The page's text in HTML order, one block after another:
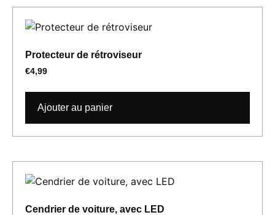
Protecteur de rétroviseur
€4,99
Ajouter au panier
Cendrier de voiture, avec LED